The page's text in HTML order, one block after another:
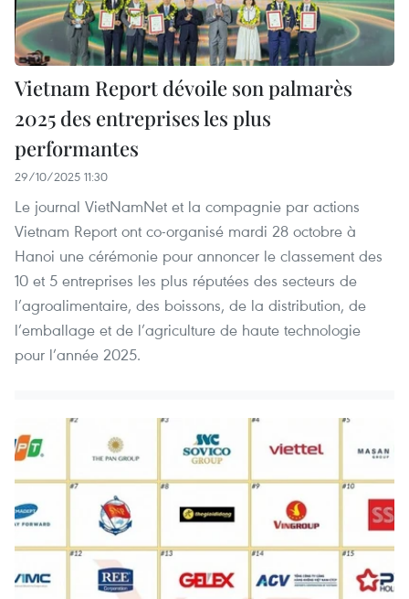
Vietnam Report dévoile son palmarès
2025 des entreprises les plus
performantes
29/10/2025 11:30
Le journal VietNamNet et la compagnie par actions
Vietnam Report ont co-organisé mardi 28 octobre à
Hanoi une cérémonie pour annoncer le classement des
10 et 5 entreprises les plus réputées des secteurs de
l’agroalimentaire, des boissons, de la distribution, de
l’emballage et de l’agriculture de haute technologie
pour l’année 2025.